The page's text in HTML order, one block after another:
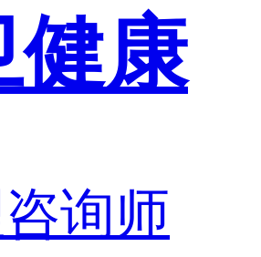
健康
询师